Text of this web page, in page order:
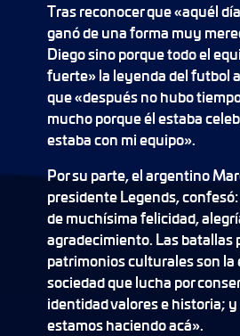
Tras reconocer que «aquél
ganó de una forma muy
Diego sino porque todo el
fuerte» la leyenda del futbol
que «después no hubo
mucho porque él estaba
estaba con mi equipo».
Por su parte, el argentino
presidente Legends,
de muchísima felicidad,
agradecimiento. Las batallas
patrimonios culturales son la
sociedad que lucha por
identidad valores e historia; y
estamos haciendo acá».